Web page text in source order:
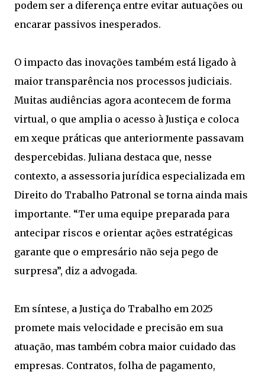
podem ser a diferença entre evitar autuações ou
encarar passivos inesperados.
O impacto das inovações também está ligado à
maior transparência nos processos judiciais.
Muitas audiências agora acontecem de forma
virtual, o que amplia o acesso à Justiça e coloca
em xeque práticas que anteriormente passavam
despercebidas. Juliana destaca que, nesse
contexto, a assessoria jurídica especializada em
Direito do Trabalho Patronal se torna ainda mais
importante. “Ter uma equipe preparada para
antecipar riscos e orientar ações estratégicas
garante que o empresário não seja pego de
surpresa”, diz a advogada.
Em síntese, a Justiça do Trabalho em 2025
promete mais velocidade e precisão em sua
atuação, mas também cobra maior cuidado das
empresas. Contratos, folha de pagamento,